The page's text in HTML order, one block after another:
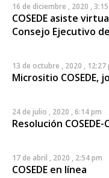
16 de diciembre , 2020 ,
COSEDE asiste
Consejo Ejecutivo
13 de octubre , 2020 , 12:27
Micrositio COSEDE,
24 de julio , 2020 , 6:14 pm
Resolución COSEDE-
17 de abril , 2020 , 2:54 pm
COSEDE en línea